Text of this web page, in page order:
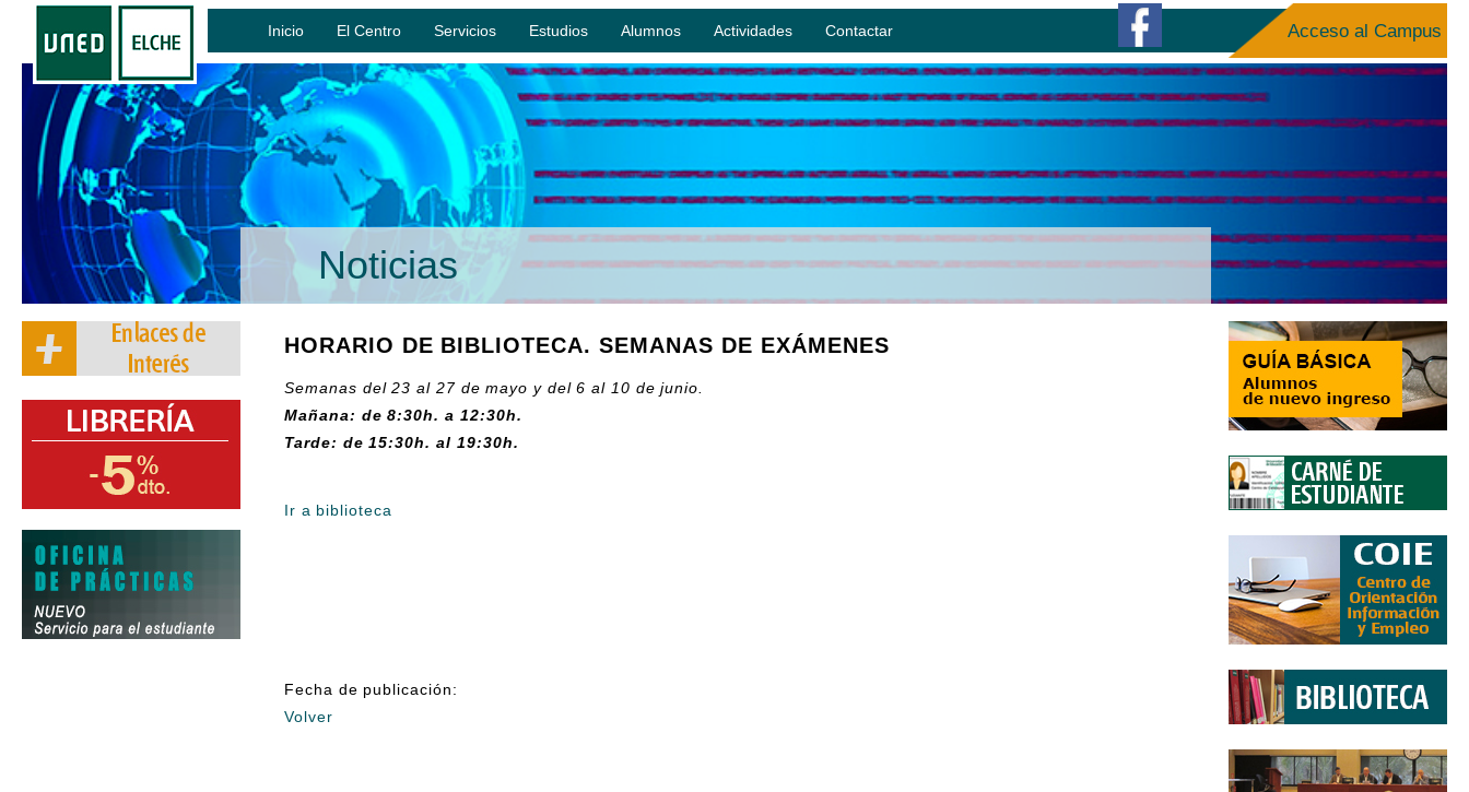
Inicio El Centro Servicios Estudios Alumnos Actividades Contactar Acceso al Campus
Noticias
HORARIO DE BIBLIOTECA. SEMANAS DE EXÁMENES
Semanas del 23 al 27 de mayo y del 6 al 10 de junio.
Mañana: de 8:30h. a 12:30h.
Tarde: de 15:30h. al 19:30h.
Ir a biblioteca
Fecha de publicación:
Volver